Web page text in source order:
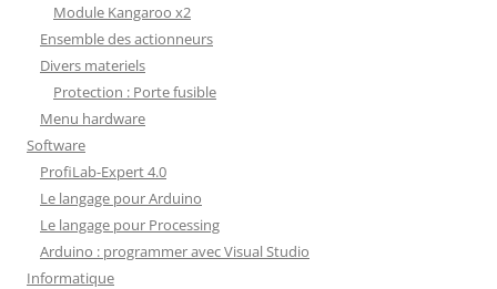
Module Kangaroo x2
Ensemble des actionneurs
Divers materiels
Protection : Porte fusible
Menu hardware
Software
ProfiLab-Expert 4.0
Le langage pour Arduino
Le langage pour Processing
Arduino : programmer avec Visual Studio
Informatique